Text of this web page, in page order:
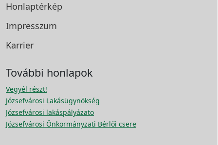
Honlaptérkép
Impresszum
Karrier
További honlapok
Vegyél részt!
Józsefvárosi Lakásügynökség
Józsefvárosi lakáspályázato
Józsefvárosi Önkormányzati Bérlői csere